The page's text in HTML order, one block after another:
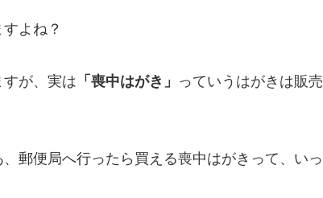
よね？
が、実は 「喪中はがき」 っていうはがきは販売
郵便局へ行ったら買える喪中はがきって、いっ